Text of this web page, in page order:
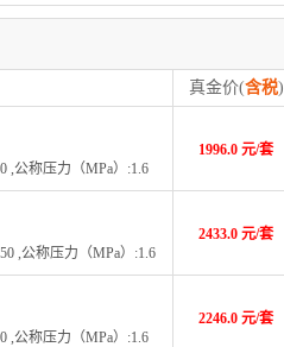
真金价(含税)
,公称压力（MPa）:1.6
1996.0 元/套
,公称压力（MPa）:1.6
2433.0 元/套
,公称压力（MPa）:1.6
2246.0 元/套